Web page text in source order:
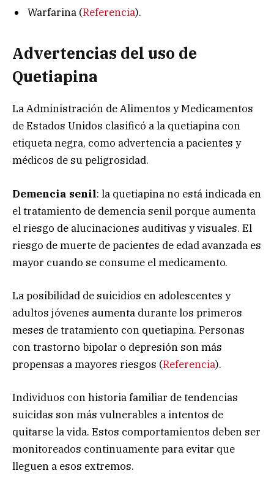
Warfarina (Referencia).
Advertencias del uso de
Quetiapina
La Administración de Alimentos y Medicamentos
de Estados Unidos clasificó a la quetiapina con
etiqueta negra, como advertencia a pacientes y
médicos de su peligrosidad.
Demencia senil: la quetiapina no está indicada en
el tratamiento de demencia senil porque aumenta
el riesgo de alucinaciones auditivas y visuales. El
riesgo de muerte de pacientes de edad avanzada es
mayor cuando se consume el medicamento.
La posibilidad de suicidios en adolescentes y
adultos jóvenes aumenta durante los primeros
meses de tratamiento con quetiapina. Personas
con trastorno bipolar o depresión son más
propensas a mayores riesgos (Referencia).
Individuos con historia familiar de tendencias
suicidas son más vulnerables a intentos de
quitarse la vida. Estos comportamientos deben ser
monitoreados continuamente para evitar que
lleguen a esos extremos.